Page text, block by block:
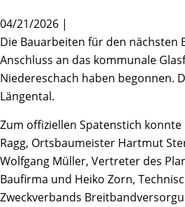
04/21/2026 |
Die Bauarbeiten für den nächsten
Anschluss an das kommunale
Niedereschach haben begonnen.
Längental.
Zum offiziellen Spatenstich
Ragg, Ortsbaumeister Hartmut
Wolfgang Müller, Vertreter des
Baufirma und Heiko Zorn,
Zweckverbands